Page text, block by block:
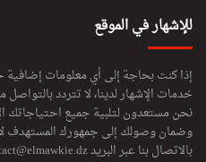
للإشهار في الموقع
إذا كنت بحاجة إلى أي معلومات
خدمات الإشهار لدينا، لا تتردد بالتواصل
نحن مستعدون لتلبية جميع احتياجاتك
وضمان وصولك إلى جمهورك المستهدف
بالاتصال بنا عبر البريد